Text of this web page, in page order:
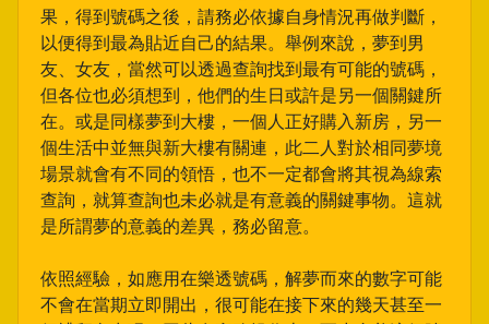
果，得到號碼之後，請務必依據自身情況再做判斷，
以便得到最為貼近自己的結果。舉例來說，夢到男
友、女友，當然可以透過查詢找到最有可能的號碼，
但各位也必須想到，他們的生日或許是另一個關鍵所
在。或是同樣夢到大樓，一個人正好購入新房，另一
個生活中並無與新大樓有關連，此二人對於相同夢境
場景就會有不同的領悟，也不一定都會將其視為線索
查詢，就算查詢也未必就是有意義的關鍵事物。這就
是所謂夢的意義的差異，務必留意。
依照經驗，如應用在樂透號碼，解夢而來的數字可能
不會在當期立即開出，很可能在接下來的幾天甚至一